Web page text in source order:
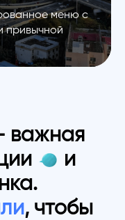
меню с
привычной
важная
и
, чтобы